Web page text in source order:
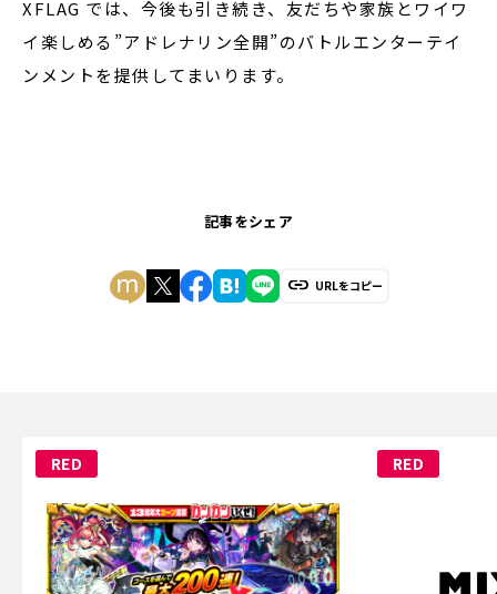
XFLAG では、今後も引き続き、友だちや家族とワイワ
イ楽しめる”アドレナリン全開”のバトルエンターテイ
ンメントを提供してまいります。
記事をシェア
URLをコピー
RED RED